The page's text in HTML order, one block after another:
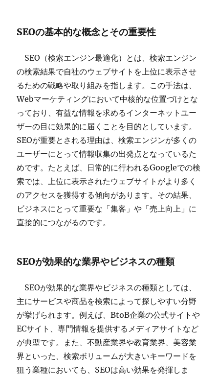
SEOの基本的な概念とその重要性
SEO（検索エンジン最適化）とは、検索エンジン
の検索結果で自社のウェブサイトを上位に表示させ
るための戦略や取り組みを指します。この手法は、
Webマーケティングにおいて中核的な位置づけとな
っており、有益な情報を求めるインターネットユー
ザーの目に効果的に届くことを目的としています。
SEOが重要とされる理由は、検索エンジンが多くの
ユーザーにとって情報収集の出発点となっているた
めです。たとえば、日常的に行われるGoogleでの検
索では、上位に表示されたウェブサイトがより多く
のアクセスを獲得する傾向があります。その結果、
ビジネスにとって重要な「集客」や「売上向上」に
直接的につながるのです。
SEOが効果的な業界やビジネスの種類
SEOが効果的な業界やビジネスの種類としては、
主にサービスや商品を検索によって探しやすい分野
が挙げられます。例えば、BtoB企業の公式サイトや
ECサイト、専門情報を提供するメディアサイトなど
が典型です。また、不動産業界や教育業界、美容業
界といった、検索ボリュームが大きいキーワードを
狙う業種においても、SEOは高い効果を発揮しま